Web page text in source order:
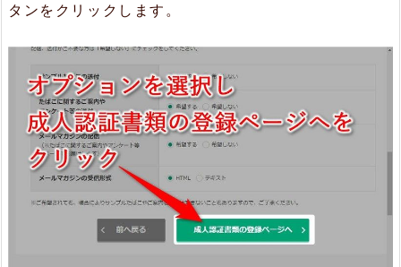
タンをクリックします。